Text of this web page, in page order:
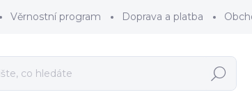
Věrnostní program Doprava a platba
Hledat